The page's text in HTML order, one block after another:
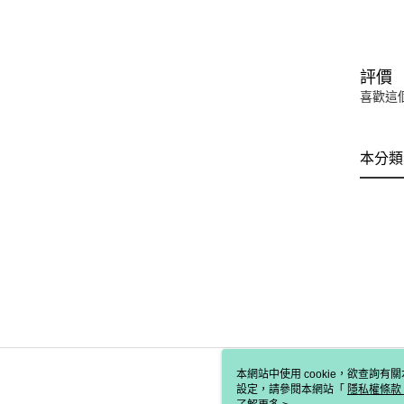
評價
喜歡這
本分
本網站中使用 cookie，欲查詢有
設定，請參閱本網站「 隱私權條款